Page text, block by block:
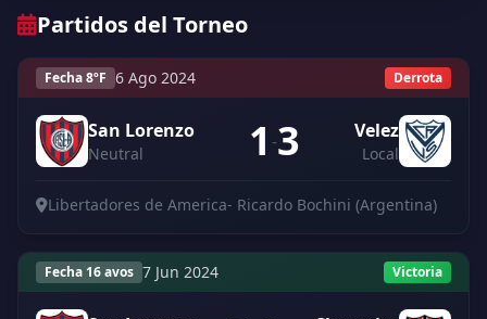
Partidos del Torneo
Fecha 8ºF 6 Ago 2024 Derrota
San Lorenzo
Neutral 1 -3 Velez
Local
Libertadores de America- Ricardo Bochini (Argentina)
Fecha 16 avos 7 Jun 2024 Victoria